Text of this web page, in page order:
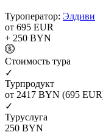
Туроператор: Элдиви
от 695 EUR
+ 250 BYN
Cтоимость тура
✓
Турпродукт
от 2417 BYN (695
✓
Туруслуга
250 BYN